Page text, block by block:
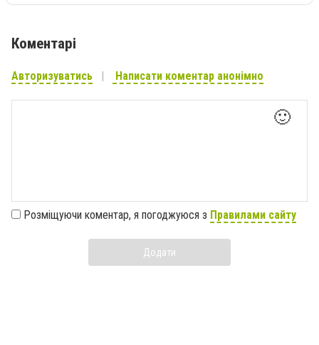
Коментарі
Авторизуватись Написати коментар анонімно
🙂
Розміщуючи коментар, я погоджуюся з Правилами сайту
Додати